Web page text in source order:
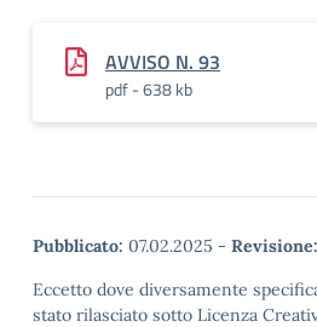
AVVISO N. 93
pdf - 638 kb
Pubblicato: 07.02.2025 - Revisione:
Eccetto dove diversamente
stato rilasciato sotto Licenza